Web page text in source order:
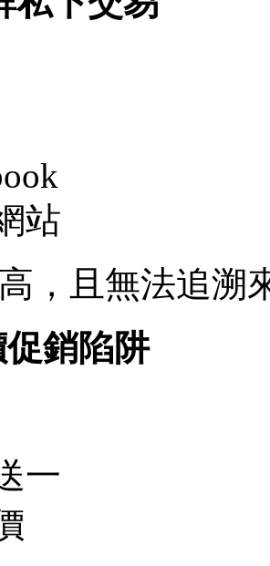
站
，且無法追溯
銷陷阱
一